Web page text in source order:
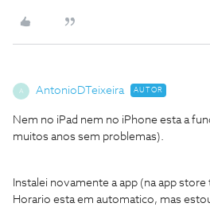
A AntonioDTeixeira AUTOR
Nem no iPad nem no iPhone esta a
muitos anos sem problemas).
Instalei novamente a app (na app
Horario esta em automatico, mas